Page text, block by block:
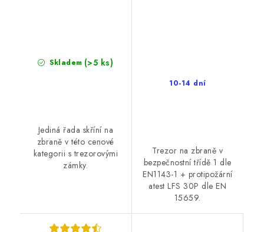
Skladem (>5 ks)
Jediná řada skříní na
zbraně v této cenové
kategorii s trezorovými
zámky.
10-14 dní
Trezor na zbraně v
bezpečnostní třídě 1 dle
EN1143-1 + protipožární
atest LFS 30P dle EN
15659.